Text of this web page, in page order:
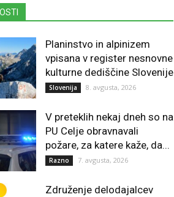
Planinstvo in alpinizem
vpisana v register nesnovne
kulturne dediščine Slovenije
Slovenija 8. avgusta, 2026
V preteklih nekaj dneh so na
PU Celje obravnavali
požare, za katere kaže, da...
Razno 7. avgusta, 2026
Združenje delodajalcev